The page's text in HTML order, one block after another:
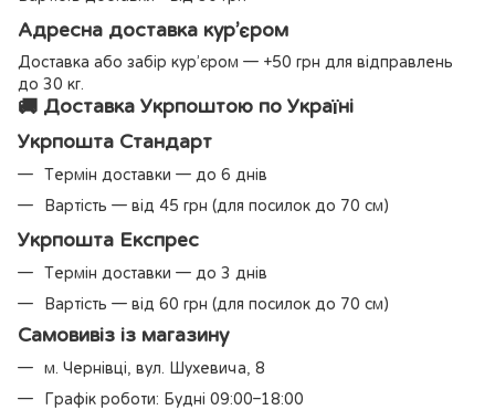
Адресна доставка кур’єром
Доставка або забір кур’єром — +50 грн для відправлень
до 30 кг.
🚚 Доставка Укрпоштою по Україні
Укрпошта Стандарт
Термін доставки — до 6 днів
Вартість — від 45 грн (для посилок до 70 см)
Укрпошта Експрес
Термін доставки — до 3 днів
Вартість — від 60 грн (для посилок до 70 см)
Самовивіз із магазину
м. Чернівці, вул. Шухевича, 8
Графік роботи: Будні 09:00–18:00